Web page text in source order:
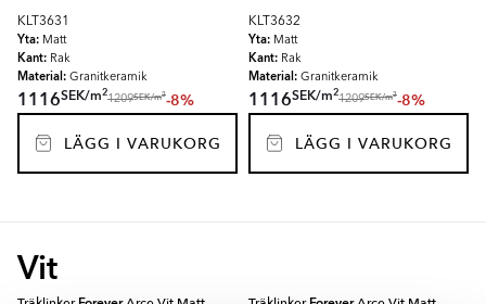
KLT3631
Yta: Matt
Kant: Rak
Material: Granitkeramik
1116SEK/m2
1209SEK/m2-8%
LÄGG I VARUKORG
KLT3632
Yta: Matt
Kant: Rak
Material: Granitkeramik
1116SEK/m2
1209SEK/m2-8%
LÄGG I VARUKORG
Vit